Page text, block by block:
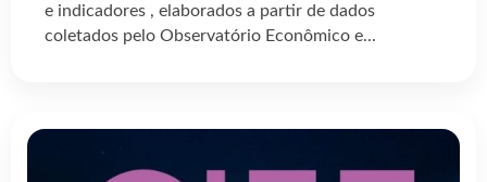
e indicadores , elaborados a partir de dados
coletados pelo Observatório Econômico e...